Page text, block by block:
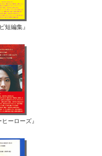
編集』
ーローズ』